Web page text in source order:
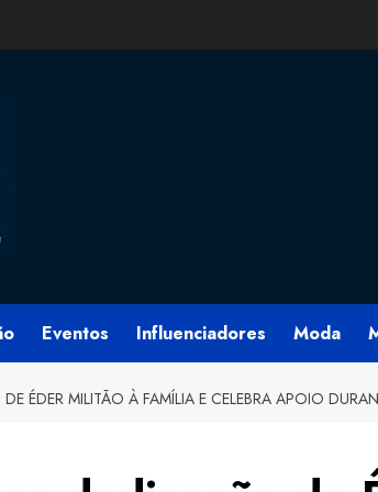
Eventos Influenciadores Moda
ÉDER MILITÃO À FAMÍLIA E CELEBRA APOIO